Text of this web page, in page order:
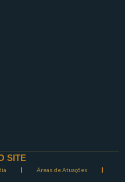
SITE
Áreas de Atuações